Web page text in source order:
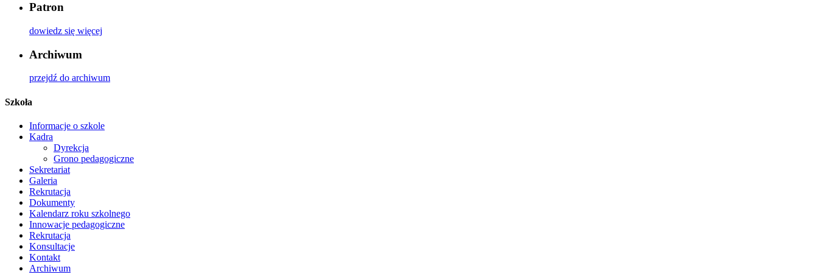
Patron
dowiedz się więcej
Archiwum
przejdź do archiwum
Szkoła
Informacje o szkole
Kadra
Dyrekcja
Grono pedagogiczne
Sekretariat
Galeria
Rekrutacja
Dokumenty
Kalendarz roku szkolnego
Innowacje pedagogiczne
Rekrutacja
Konsultacje
Kontakt
Archiwum